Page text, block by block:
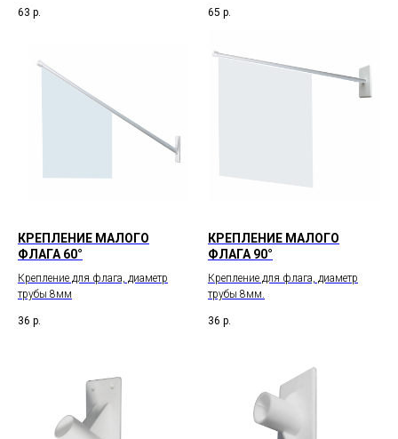
63 р. 65 р.
КРЕПЛЕНИЕ МАЛОГО
ФЛАГА 60°
Крепление для флага, диаметр
трубы 8мм
36 р.
КРЕПЛЕНИЕ МАЛОГО
ФЛАГА 90°
Крепление для флага, диаметр
трубы 8мм.
36 р.